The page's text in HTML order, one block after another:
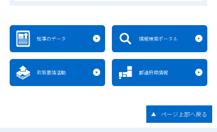
知事のデータ 情報検索ポータル
政策要請活動 都道府県情報
ページ上部へ戻る